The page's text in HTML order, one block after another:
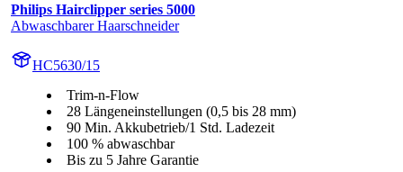
Philips Hairclipper series 5000
Abwaschbarer Haarschneider
HC5630/15
Trim-n-Flow
28 Längeneinstellungen (0,5 bis 28 mm)
90 Min. Akkubetrieb/1 Std. Ladezeit
100 % abwaschbar
Bis zu 5 Jahre Garantie